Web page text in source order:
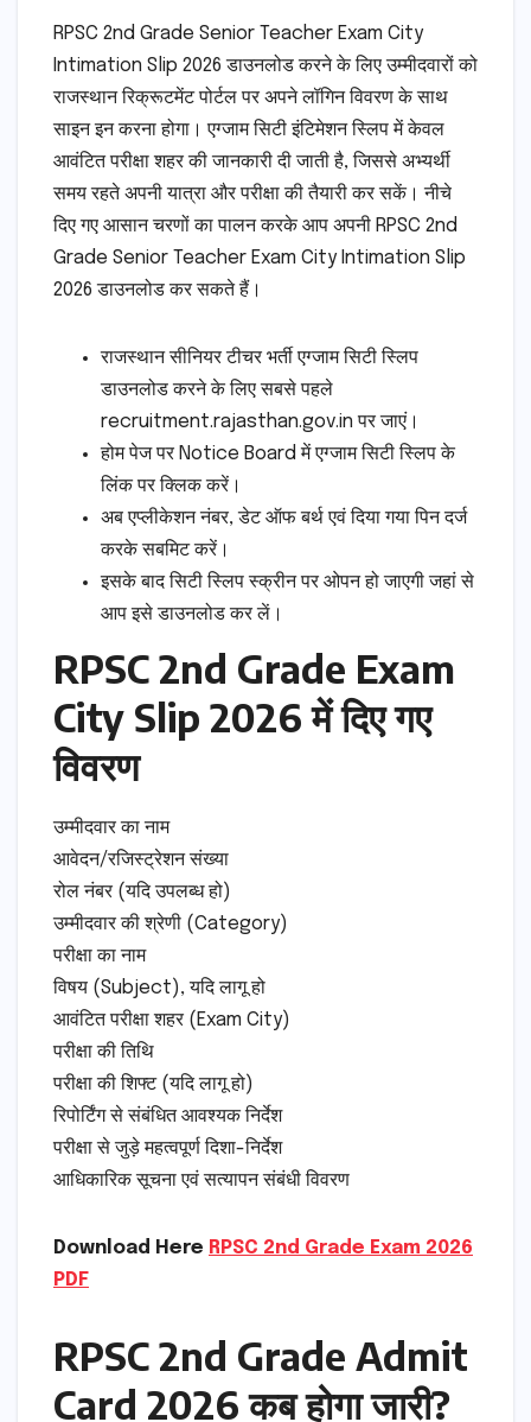
RPSC 2nd Grade Senior Teacher Exam City
Intimation Slip 2026 डाउनलोड करने के लिए उम्मीदवारों को
राजस्थान रिक्रूटमेंट पोर्टल पर अपने लॉगिन विवरण के साथ
साइन इन करना होगा। एग्जाम सिटी इंटिमेशन स्लिप में केवल
आवंटित परीक्षा शहर की जानकारी दी जाती है, जिससे अभ्यर्थी
समय रहते अपनी यात्रा और परीक्षा की तैयारी कर सकें। नीचे
दिए गए आसान चरणों का पालन करके आप अपनी RPSC 2nd
Grade Senior Teacher Exam City Intimation Slip
2026 डाउनलोड कर सकते हैं।
राजस्थान सीनियर टीचर भर्ती एग्जाम सिटी स्लिप
डाउनलोड करने के लिए सबसे पहले
recruitment.rajasthan.gov.in पर जाएं।
होम पेज पर Notice Board में एग्जाम सिटी स्लिप के
लिंक पर क्लिक करें।
अब एप्लीकेशन नंबर, डेट ऑफ बर्थ एवं दिया गया पिन दर्ज
करके सबमिट करें।
इसके बाद सिटी स्लिप स्क्रीन पर ओपन हो जाएगी जहां से
आप इसे डाउनलोड कर लें।
RPSC 2nd Grade Exam
City Slip 2026 में दिए गए
विवरण
उम्मीदवार का नाम
आवेदन/रजिस्ट्रेशन संख्या
रोल नंबर (यदि उपलब्ध हो)
उम्मीदवार की श्रेणी (Category)
परीक्षा का नाम
विषय (Subject), यदि लागू हो
आवंटित परीक्षा शहर (Exam City)
परीक्षा की तिथि
परीक्षा की शिफ्ट (यदि लागू हो)
रिपोर्टिंग से संबंधित आवश्यक निर्देश
परीक्षा से जुड़े महत्वपूर्ण दिशा-निर्देश
आधिकारिक सूचना एवं सत्यापन संबंधी विवरण
Download Here RPSC 2nd Grade Exam 2026
PDF
RPSC 2nd Grade Admit
Card 2026 कब होगा जारी?